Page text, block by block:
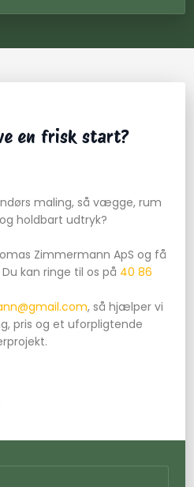
en frisk start?
maling, så vægge, rum
holdbart udtryk?
Zimmermann ApS og få
kan ringe til os på 40 86
, så hjælper vi
pris og et uforpligtende